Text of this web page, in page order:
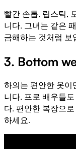
빨간 손톱, 립스틱,
니다. 그녀는 같은
금해하는 것처럼 보
3. Bottom
하의는 편안한 옷이
니다. 프로 배우들
다. 편안한 복장으
하세요.